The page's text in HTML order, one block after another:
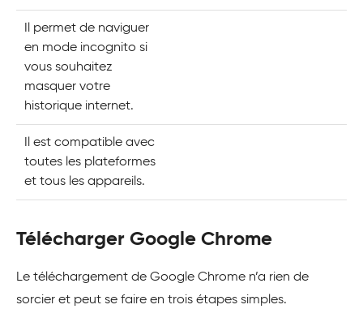
Il permet de naviguer
en mode incognito si
vous souhaitez
masquer votre
historique internet.
Il est compatible avec
toutes les plateformes
et tous les appareils.
Télécharger Google Chrome
Le téléchargement de Google Chrome n’a rien de
sorcier et peut se faire en trois étapes simples.